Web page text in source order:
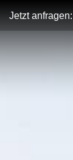
Jetzt anfragen: